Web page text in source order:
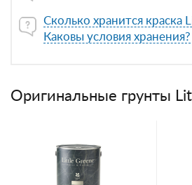
Сколько хранится краска
Каковы условия хранения?
Оригинальные грунты